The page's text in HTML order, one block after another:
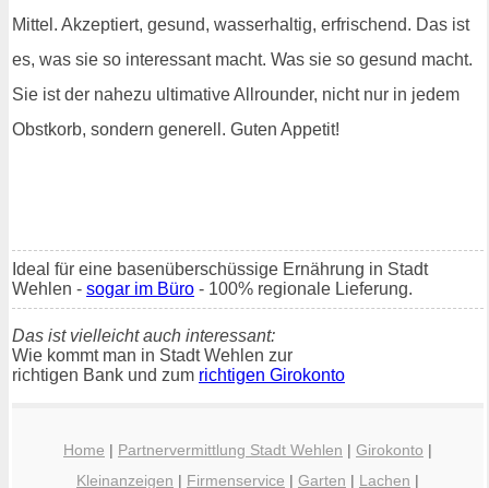
Mittel. Akzeptiert, gesund, wasserhaltig, erfrischend. Das ist
es, was sie so interessant macht. Was sie so gesund macht.
Sie ist der nahezu ultimative Allrounder, nicht nur in jedem
Obstkorb, sondern generell. Guten Appetit!
Ideal für eine basenüberschüssige Ernährung in Stadt
Wehlen - sogar im Büro - 100% regionale Lieferung.
Das ist vielleicht auch interessant:
Wie kommt man in Stadt Wehlen zur
richtigen Bank und zum richtigen Girokonto
Home | Partnervermittlung Stadt Wehlen | Girokonto |
Kleinanzeigen | Firmenservice | Garten | Lachen |